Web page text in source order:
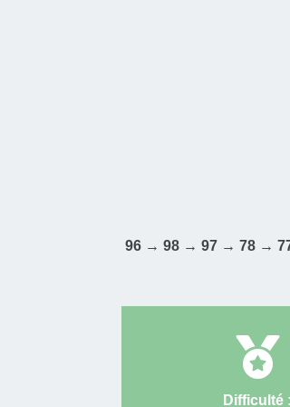
96 → 98 → 97 → 78 →
Difficulté :